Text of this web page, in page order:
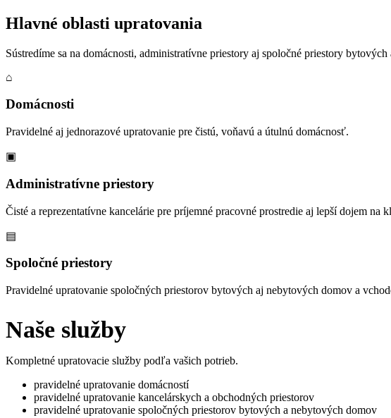
Hlavné oblasti upratovania
Sústredíme sa na domácnosti, administratívne priestory aj spoločné priestory
⌂
Domácnosti
Pravidelné aj jednorazové upratovanie pre čistú, voňavú a útulnú domácnosť.
▣
Administratívne priestory
Čisté a reprezentatívne kancelárie pre príjemné pracovné prostredie aj lepší dojem na
▤
Spoločné priestory
Pravidelné upratovanie spoločných priestorov bytových aj nebytových domov a
Naše služby
Kompletné upratovacie služby podľa vašich potrieb.
pravidelné upratovanie domácností
pravidelné upratovanie kancelárskych a obchodných priestorov
pravidelné upratovanie spoločných priestorov bytových a nebytových domov